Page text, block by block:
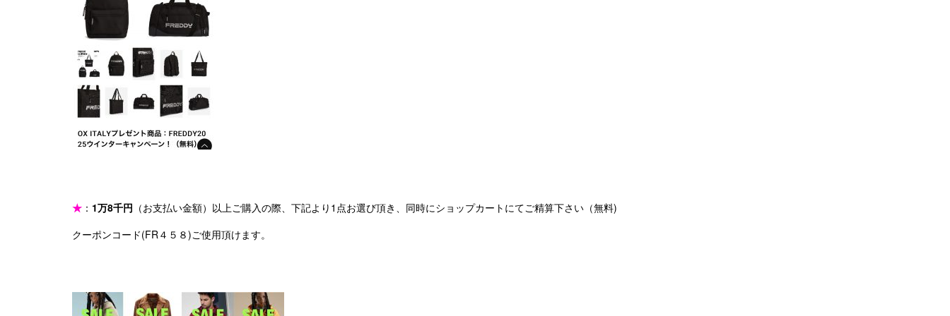
★ ： 1万8千円 （お支払い金額）以上ご購入の際、下記より1点お選び頂き、同時にショップカートにてご精算下さい（無料)
クーポンコード(FR４５８)ご使用頂けます。